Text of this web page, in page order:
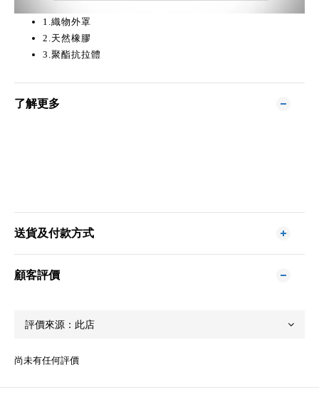
1.織物外罩
2.天然橡膠
3.聚酯抗拉體
了解更多
送貨及付款方式
顧客評價
尚未有任何評價